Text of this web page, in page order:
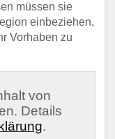
müssen sie
einbeziehen,
Vorhaben zu
von
Details
.